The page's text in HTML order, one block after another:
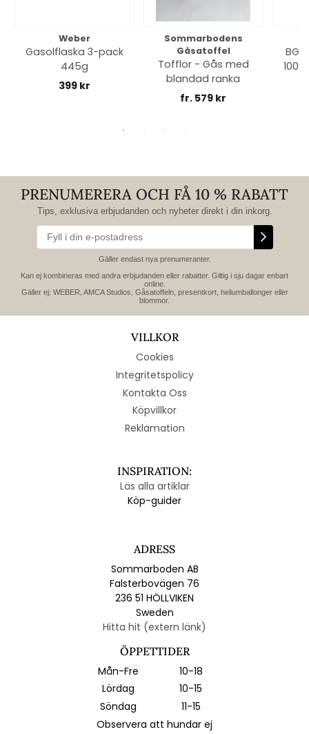
Weber
Gasolflaska 3-pack
445g
399 kr
Sommarbodens
Gåsatoffel
Tofflor - Gås med
blandad ranka
fr. 579 kr
PRENUMERERA OCH FÅ 10 % RABATT
Tips, exklusiva erbjudanden och nyheter direkt i din inkorg.
Gäller endast nya prenumeranter.
Kan ej kombineras med andra erbjudanden eller rabatter. Giltig i sju dagar enbart
online.
Gäller ej: WEBER, AMCA Studios, Gåsatoffeln, presentkort, heliumballonger eller
blommor.
VILLKOR
Cookies
Integritetspolicy
Kontakta Oss
Köpvillkor
Reklamation
INSPIRATION:
Läs alla artiklar
Köp-guider
ADRESS
Sommarboden AB
Falsterbovägen 76
236 51 HÖLLVIKEN
Sweden
Hitta hit (extern länk)
ÖPPETTIDER
Mån-Fre
10-18
Lördag
10-15
Söndag
11-15
Observera att hundar ej